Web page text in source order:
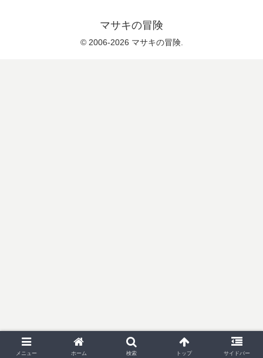
マサキの冒険
© 2006-2026 マサキの冒険.
メニュー ホーム 検索 トップ サイドバー